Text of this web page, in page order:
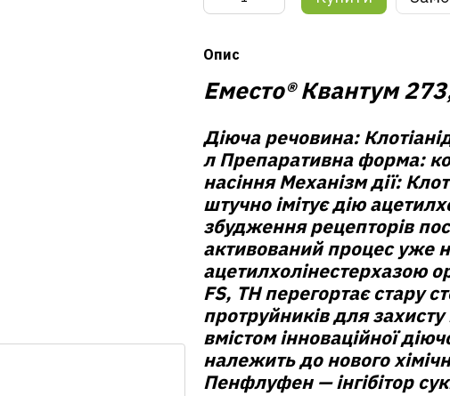
Опис
Еместо® Квантум
Діюча речовина:
лПрепаративна форма:
насінняМеханізм дії:
штучно імітує дію
збудження рецепторів
активований процес уже
ацетилхолінестерхазою
FS, ТН перегортає стару
протруйників для
вмістом інноваційної
належить до нового
Пенфлуфен — інгібітор